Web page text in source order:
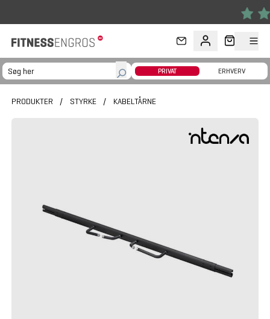
PRIVAT ERHVERV
PRODUKTER / STYRKE / KABELTÅRNE